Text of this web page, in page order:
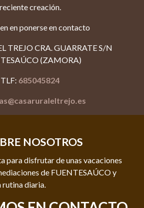
reciente creación.
en ponerse en contacto
TREJO CRA. GUARRATE S/N
(ZAMORA)
TLF: 685045824
NOSOTROS
para disfrutar de unas vacaciones
de FUENTESAÚCO y
rutina diaria.